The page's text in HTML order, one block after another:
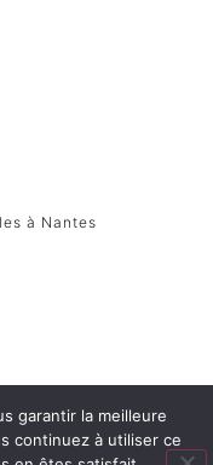
à Nantes
PASSEDEVANT © 2026
garantir la meilleure
continuez à utiliser ce